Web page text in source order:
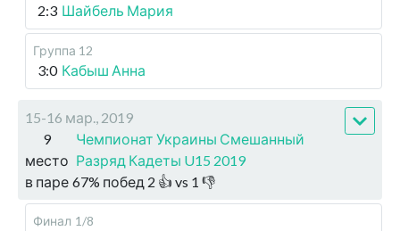
2:3 Шайбель Мария
Группа 12
3:0 Кабыш Анна
15-16 мар., 2019
9
место
Чемпионат Украины Смешанный
Разряд Кадеты U15 2019
в паре 67% побед 2 👍 vs 1 👎
Финал 1/8